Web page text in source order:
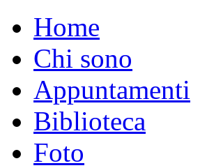
Home
Chi sono
Appuntamenti
Biblioteca
Foto